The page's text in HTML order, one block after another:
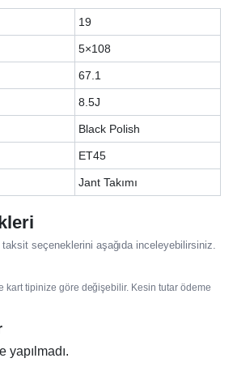
19
5×108
67.1
8.5J
Black Polish
ET45
Jant Takımı
taksit seçeneklerini aşağıda inceleyebilirsiniz.
kart tipinize göre değişebilir. Kesin tutar ödeme
yapılmadı.